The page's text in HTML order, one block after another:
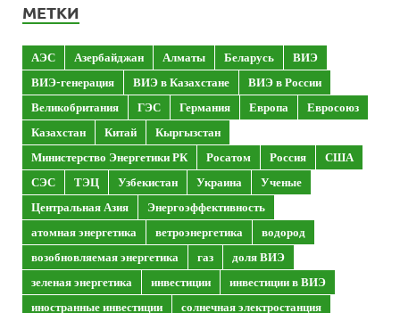
МЕТКИ
АЭС Азербайджан Алматы Беларусь
ВИЭ
ВИЭ-генерация
ВИЭ в Казахстане
ВИЭ в России
Великобритания
ГЭС Германия Европа
Евросоюз
Казахстан
Китай
Кыргызстан
Министерство Энергетики РК
Росатом Россия
США
СЭС
ТЭЦ Узбекистан Украина
Ученые
Центральная Азия
Энергоэффективность
атомная энергетика
ветроэнергетика
водород
возобновляемая энергетика
газ
доля ВИЭ
зеленая энергетика
инвестиции
инвестиции в ВИЭ
иностранные инвестиции
солнечная электростанция